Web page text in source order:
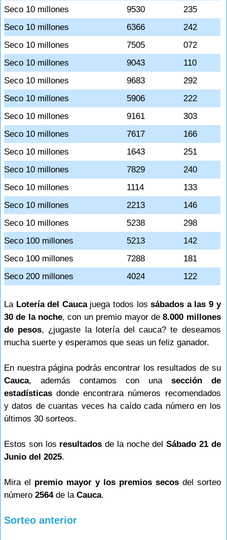
Seco 10 millones
9530
235
Seco 10 millones
6366
242
Seco 10 millones
7505
072
Seco 10 millones
9043
110
Seco 10 millones
9683
292
Seco 10 millones
5906
222
Seco 10 millones
9161
303
Seco 10 millones
7617
166
Seco 10 millones
1643
251
Seco 10 millones
7829
240
Seco 10 millones
1114
133
Seco 10 millones
2213
146
Seco 10 millones
5238
298
Seco 100 millones
5213
142
Seco 100 millones
7288
181
Seco 200 millones
4024 122
La Lotería del Caucajuega todos lossábados a las 9 y
30 de la noche, con un premio mayor de8.000 millones
de pesos, ¿jugaste la lotería del cauca? te deseamos
mucha suerte y esperamos que seas un feliz ganador.
En nuestra página podrás encontrar los resultados de su
Cauca, además contamos con una sección de
estadísticas donde encontrara números recomendados
y datos de cuantas veces ha caído cada número en los
últimos 30 sorteos.
Estos son los resultados de la noche delSábado 21 de
Junio del 2025.
Mira el premio mayor y los premios secosdel sorteo
número 2564de la Cauca.
Sorteo anterior